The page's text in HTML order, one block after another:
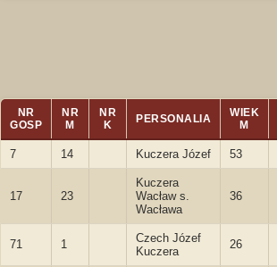
NR
GOSP
NR
M
NR
K
PERSONALIA
WIEK
M
7 14 Kuczera Józef 53
17 23
Kuczera
Wacław s.
Wacława
36
71 1
Czech Józef
Kuczera
26